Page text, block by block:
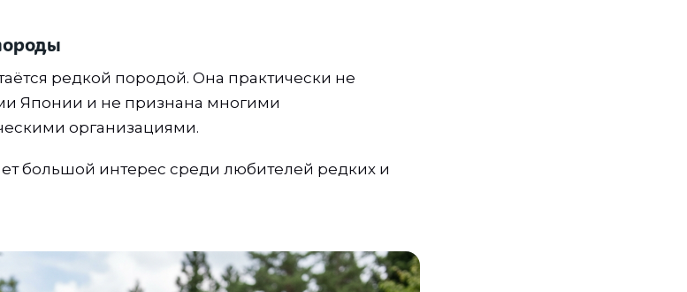
редкой породой. Она практически не
Японии и не признана многими
организациями.
большой интерес среди любителей редких и